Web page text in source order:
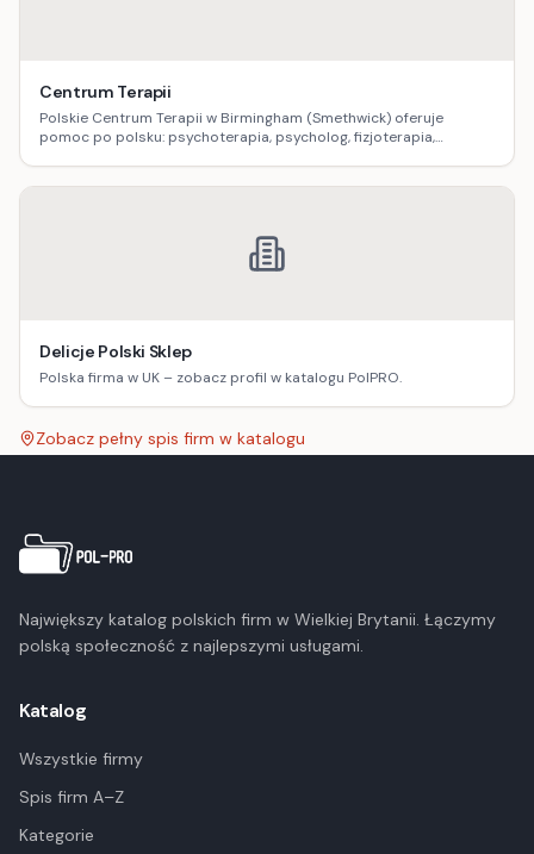
Centrum Terapii
Polskie Centrum Terapii w Birmingham (Smethwick) oferuje
pomoc po polsku: psychoterapia, psycholog, fizjoterapia,
Delicje Polski Sklep
Polska firma w UK – zobacz profil w katalogu PolPRO.
Zobacz pełny spis firm w katalogu
Największy katalog polskich firm w Wielkiej Brytanii. Łączymy
polską społeczność z najlepszymi usługami.
Katalog
Wszystkie firmy
Spis firm A–Z
Kategorie